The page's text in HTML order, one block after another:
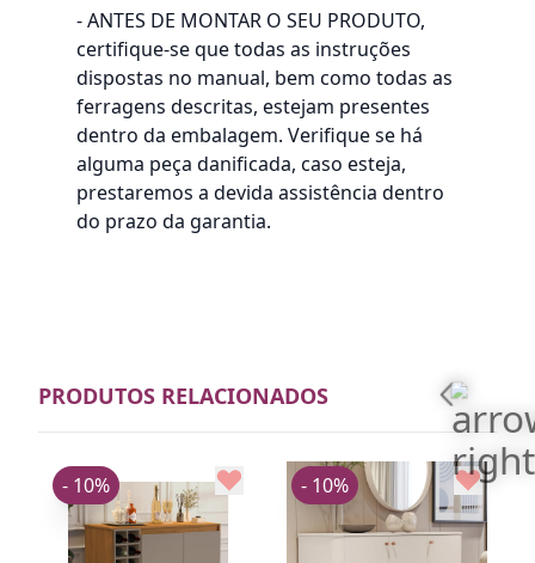
- ANTES DE MONTAR O SEU PRODUTO,
certifique-se que todas as instruções
dispostas no manual, bem como todas as
ferragens descritas, estejam presentes
dentro da embalagem. Verifique se há
alguma peça danificada, caso esteja,
prestaremos a devida assistência dentro
do prazo da garantia.
PRODUTOS RELACIONADOS
- 10% - 10%